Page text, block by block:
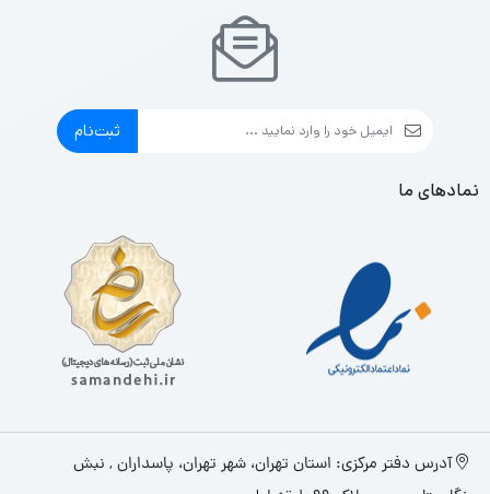
ثبت‌نام
نمادهای ما
آدرس دفتر مرکزی: استان تهران، شهر تهران، پاسداران , نبش